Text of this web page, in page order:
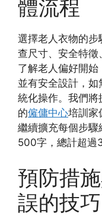
體流程
選擇老人衣物的
查尺寸、安全特
了解老人偏好開
並有安全設計，
統化操作。我們
的僱傭中心培訓家
繼續擴充每個步
500字，總計超過
預防措
誤的技巧